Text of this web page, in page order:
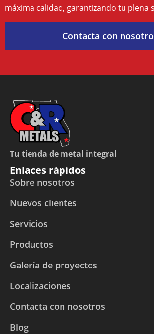
máxima calidad, garantizando tu plena
Contacta con
Tu tienda de metal integral
Enlaces rápidos
Sobre nosotros
Nuevos clientes
Servicios
Productos
Galería de proyectos
Localizaciones
Contacta con nosotros
Blog